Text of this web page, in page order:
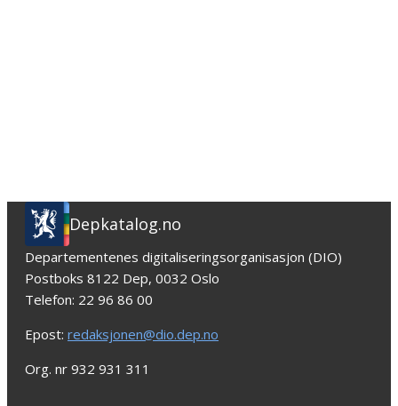
Depkatalog.no
Departementenes digitaliseringsorganisasjon (DIO)
Postboks 8122 Dep, 0032 Oslo
Telefon: 22 96 86 00
Epost: redaksjonen@dio.dep.no
Org. nr 932 931 311